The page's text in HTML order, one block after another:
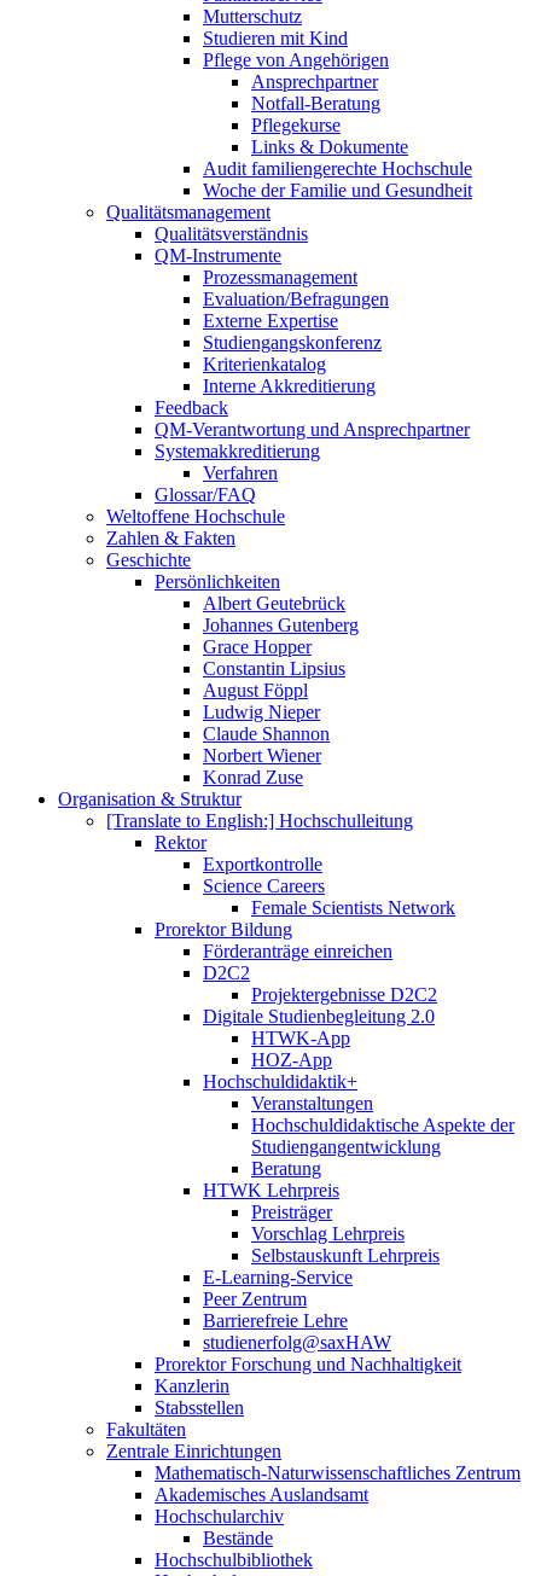
Mutterschutz
Studieren mit Kind
Pflege von Angehörigen
Ansprechpartner
Notfall-Beratung
Pflegekurse
Links & Dokumente
Audit familiengerechte Hochschule
Woche der Familie und Gesundheit
Qualitätsmanagement
Qualitätsverständnis
QM-Instrumente
Prozessmanagement
Evaluation/Befragungen
Externe Expertise
Studiengangskonferenz
Kriterienkatalog
Interne Akkreditierung
Feedback
QM-Verantwortung und Ansprechpartner
Systemakkreditierung
Verfahren
Glossar/FAQ
Weltoffene Hochschule
Zahlen & Fakten
Geschichte
Persönlichkeiten
Albert Geutebrück
Johannes Gutenberg
Grace Hopper
Constantin Lipsius
August Föppl
Ludwig Nieper
Claude Shannon
Norbert Wiener
Konrad Zuse
Organisation & Struktur
[Translate to English:] Hochschulleitung
Rektor
Exportkontrolle
Science Careers
Female Scientists Network
Prorektor Bildung
Förderanträge einreichen
D2C2
Projektergebnisse D2C2
Digitale Studienbegleitung 2.0
HTWK-App
HOZ-App
Hochschuldidaktik+
Veranstaltungen
Hochschuldidaktische Aspekte der
Studiengangentwicklung
Beratung
HTWK Lehrpreis
Preisträger
Vorschlag Lehrpreis
Selbstauskunft Lehrpreis
E-Learning-Service
Peer Zentrum
Barrierefreie Lehre
studienerfolg@saxHAW
Prorektor Forschung und Nachhaltigkeit
Kanzlerin
Stabsstellen
Fakultäten
Zentrale Einrichtungen
Mathematisch-Naturwissenschaftliches Zentrum
Akademisches Auslandsamt
Hochschularchiv
Bestände
Hochschulbibliothek